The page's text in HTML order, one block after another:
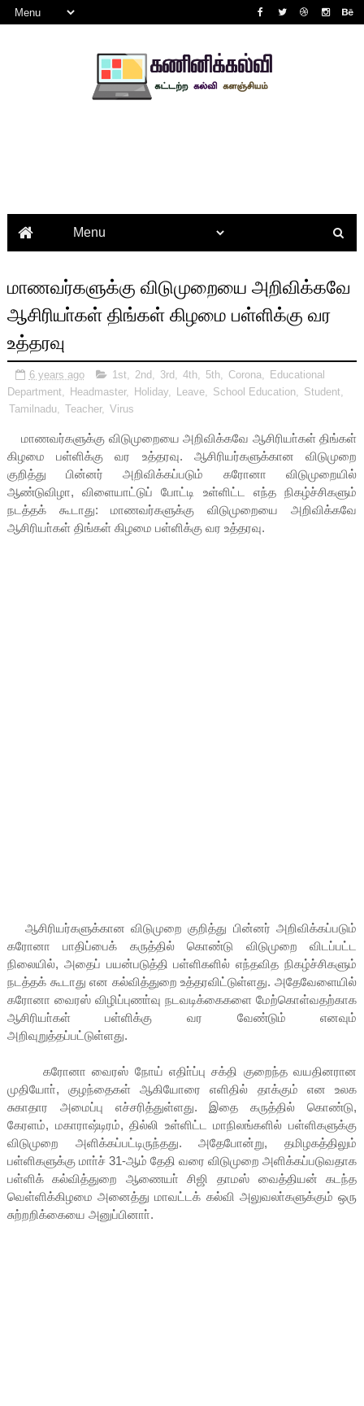
மாணவர்களுக்கு விடுமுறையை அறிவிக்கவே
ஆசிரியா்கள் திங்கள் கிழமை பள்ளிக்கு வர
உத்தரவு
6 years ago 1st 2nd 3rd 4th, 5th, Corona
Educational
Department
Headmaster, Holiday, Leave, School Education, Student
Tamilnadu
Teacher, Virus
மாணவர்களுக்கு விடுமுறையை அறிவிக்கவே ஆசிரியா்கள் திங்கள்
கிழமை பள்ளிக்கு வர உத்தரவு. ஆசிரியர்களுக்கான விடுமுறை
குறித்து பின்னர் அறிவிக்கப்படும் கரோனா விடுமுறையில்
ஆண்டுவிழா, விளையாட்டுப் போட்டி உள்ளிட்ட எந்த நிகழ்ச்சிகளும்
நடத்தக் கூடாது: மாணவர்களுக்கு விடுமுறையை அறிவிக்கவே
ஆசிரியா்கள் திங்கள் கிழமை பள்ளிக்கு வர உத்தரவு.
ஆசிரியர்களுக்கான விடுமுறை குறித்து பின்னர் அறிவிக்கப்படும்
கரோனா பாதிப்பைக் கருத்தில் கொண்டு விடுமுறை விடப்பட்ட
நிலையில், அதைப் பயன்படுத்தி பள்ளிகளில் எந்தவித நிகழ்ச்சிகளும்
நடத்தக் கூடாது என கல்வித்துறை உத்தரவிட்டுள்ளது. அதேவேளையில்
கரோனா வைரஸ் விழிப்புணா்வு நடவடிக்கைகளை மேற்கொள்வதற்காக
ஆசிரியா்கள் பள்ளிக்கு வர வேண்டும் எனவும்
அறிவுறுத்தப்பட்டுள்ளது.
கரோனா வைரஸ் நோய் எதிா்ப்பு சக்தி குறைந்த வயதினரான
முதியோா், குழந்தைகள் ஆகியோரை எளிதில் தாக்கும் என உலக
சுகாதார அமைப்பு எச்சரித்துள்ளது. இதை கருத்தில் கொண்டு,
கேரளம், மகாராஷ்டிரம், தில்லி உள்ளிட்ட மாநிலங்களில் பள்ளிகளுக்கு
விடுமுறை அளிக்கப்பட்டிருந்தது. அதேபோன்று, தமிழகத்திலும்
பள்ளிகளுக்கு மாா்ச் 31-ஆம் தேதி வரை விடுமுறை அளிக்கப்படுவதாக
பள்ளிக் கல்வித்துறை ஆணையா் சிஜி தாமஸ் வைத்தியன் கடந்த
வெள்ளிக்கிழமை அனைத்து மாவட்டக் கல்வி அலுவலா்களுக்கும் ஒரு
சுற்றறிக்கையை அனுப்பினாா்.